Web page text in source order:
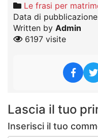
Le frasi per
Data di
Written by Admin
6197 visite
Lascia il tuo
Inserisci il tuo